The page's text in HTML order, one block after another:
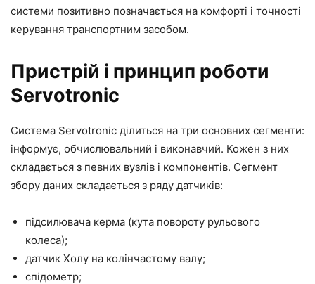
системи позитивно позначається на комфорті і точності
керування транспортним засобом.
Пристрій і принцип роботи
Servotronic
Система Servotronic ділиться на три основних сегменти:
інформує, обчислювальний і виконавчий. Кожен з них
складається з певних вузлів і компонентів. Сегмент
збору даних складається з ряду датчиків:
підсилювача керма (кута повороту рульового
колеса);
датчик Холу на колінчастому валу;
спідометр;